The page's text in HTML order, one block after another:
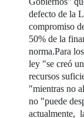
defecto de la
compromiso
50% de la
norma.Para
ley "se creó
recursos
"mientras no
no "puede
actualmente,